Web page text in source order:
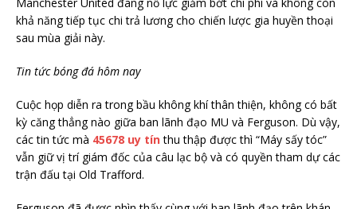
khả năng tiếp tục chi trả lương cho chiến lược gia huyền thoại
sau mùa giải này.
Tin tức bóng đá hôm nay
Cuộc họp diễn ra trong bầu không khí thân thiện, không có bất
kỳ căng thẳng nào giữa ban lãnh đạo MU và Ferguson. Dù vậy,
các tin tức mà 45678 uy tín thu thập được thì “Máy sấy tóc”
vẫn giữ vị trí giám đốc của câu lạc bộ và có quyền tham dự các
trận đấu tại Old Trafford.